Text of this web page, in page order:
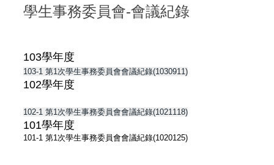
學生事務委員會-會議紀錄
103學年度
103-1 第1次學生事務委員會會議紀錄(1030911)
102學年度
102-1 第1次學生事務委員會會議紀錄(1021118)
101學年度
101-1 第1次學生事務委員會會議紀錄(1020125)